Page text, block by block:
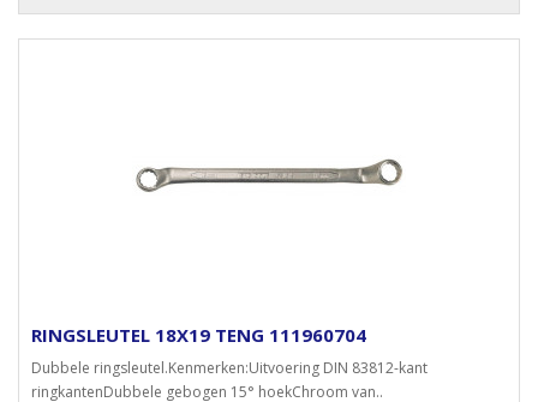
RINGSLEUTEL 18X19 TENG 111960704
Dubbele ringsleutel.Kenmerken:Uitvoering DIN 83812-kant
ringkantenDubbele gebogen 15° hoekChroom van..